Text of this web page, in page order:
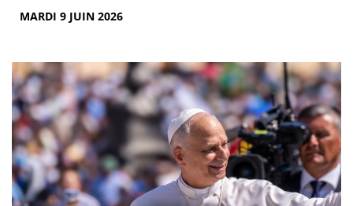
MARDI 9 JUIN 2026